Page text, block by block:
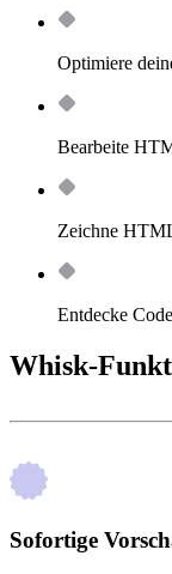
Optimiere
Bearbeite
Zeichne
Entdecke
Whisk-
Sofortige